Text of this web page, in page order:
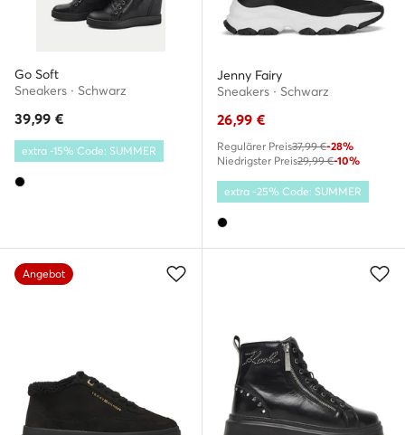
Go Soft
Sneakers · Schwarz
39,99 €
extra -15% Code: SUMMER
Jenny Fairy
Sneakers · Schwarz
26,99 €
Regulärer Preis37,99 €-28%
Niedrigster Preis29,99 €-10%
extra -25% Code: SUMMER
Angebot